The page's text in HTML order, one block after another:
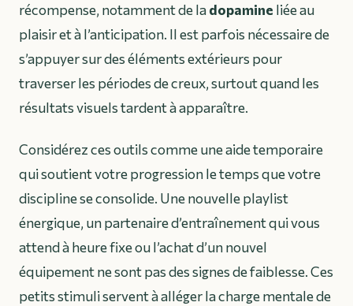
récompense, notamment de ladopamine liée au
plaisir et à l’anticipation. Il est parfois nécessaire de
s’appuyer sur des éléments extérieurs pour
traverser les périodes de creux, surtout quand les
résultats visuels tardent à apparaître.
Considérez ces outils comme une aide temporaire
qui soutient votre progression le temps que votre
discipline se consolide. Une nouvelle playlist
énergique, un partenaire d’entraînement qui vous
attend à heure fixe ou l’achat d’un nouvel
équipement ne sont pas des signes de faiblesse. Ces
petits stimuli servent à alléger la charge mentale de